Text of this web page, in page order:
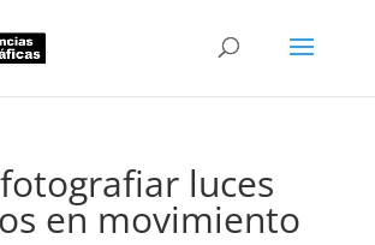
luces
en movimiento